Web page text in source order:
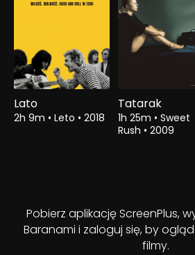
Lato
2h 9m • Leto • 2018
Tatarak
1h 25m • Sweet
Rush • 2009
Pobierz aplikację ScreenPlus,
Baranami i zaloguj się, by
filmy.